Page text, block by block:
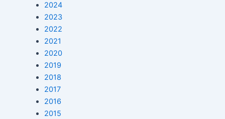
2024
2023
2022
2021
2020
2019
2018
2017
2016
2015